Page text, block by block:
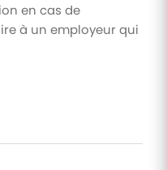
en cas de
à un employeur qui